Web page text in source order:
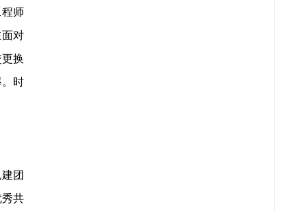
师
对
换
时
团
秀共